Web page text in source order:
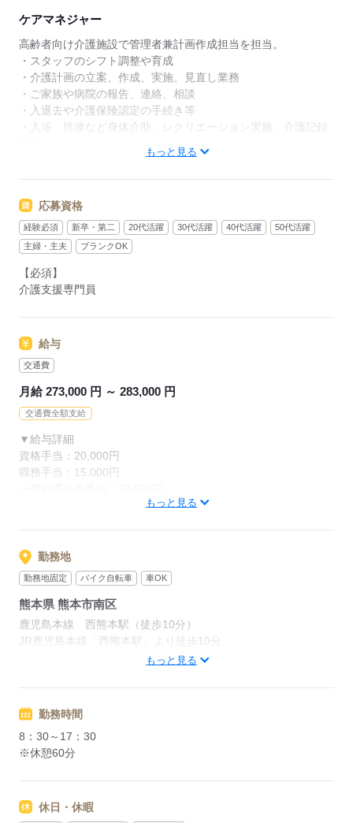
る環境です。
◆新しい一歩を応援◆
そよ風には幅広い世代のスタッフが在籍しています！
「子育てが落ち着いたので再び社会に出たい」「人の
役に立つ仕事がしたい」という方に最適です。分から
ないことや困ったことがあれば、すぐにフォローし合
な一歩を応援する職場です。
ケアマネジャー
高齢者向け介護施設で管理者兼計画作成担当を担当。
・スタッフのシフト調整や育成
・介護計画の立案、作成、実施、見直し業務
・ご家族や病院の報告、連絡、相談
・入退去や介護保険認定の手続き等
・入浴、排泄など身体介助、レクリエーション実施、介護記録
PC業務あり。送迎の有無は施設により異なります。
髪色・髪型・ネイル・ヒゲは原則自由（社内規定あり）。社員
一人ひとりの個性や価値観を大切にするため、身だしなみルー
ルを見直しました。清潔感と節度を大切にできれば、自分らし
もっと見る
応募資格
経験必須 新卒・第二 20代活躍 30代活躍 40代活躍
50代活躍
主婦・主夫
ブランクOK
【必須】
介護支援専門員
給与
交通費
月給 273,000 円 ～ 283,000 円
交通費全額支給
▼給与詳細
資格手当：20,000円
職務手当：15,000円
※経験による
▼下記別途支給
通勤手当
夜勤手当：6,000円/回
準夜勤手当：3,500円/回
昇給年1回（4月）
特別報酬：平均55.7万円（最高額259万円）
※2025年6月支給実績（上記は管理者の例）
もっと見る
勤務地
勤務地固定 バイク自転車 車OK
熊本県 熊本市南区
鹿児島本線 西熊本駅（徒歩10分）
JR鹿児島本線「西熊本駅」より徒歩10分
もっと見る
勤務時間
8：30～17：30
※休憩60分
休日・休暇